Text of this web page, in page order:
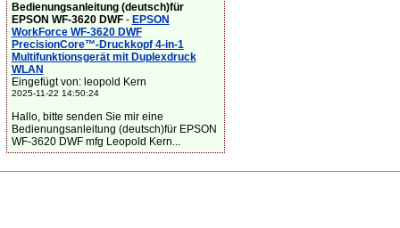
Bedienungsanleitung (deutsch)für
EPSON WF-3620 DWF- EPSON
WorkForce WF-3620 DWF
PrecisionCore™-Druckkopf 4-in-1
Multifunktionsgerät mit Duplexdruck
WLAN
Eingefügt von: leopold Kern
2025-11-22 14:50:24
Hallo, bitte senden Sie mir eine
Bedienungsanleitung (deutsch)für EPSON
WF-3620 DWF mfg Leopold Kern...